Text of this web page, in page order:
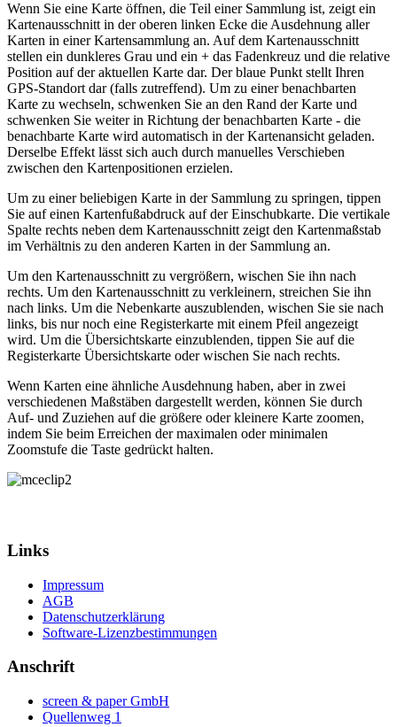
Wenn Sie eine Karte öffnen, die Teil einer Sammlung ist, zeigt ein
Kartenausschnitt in der oberen linken Ecke die Ausdehnung aller
Karten in einer Kartensammlung an. Auf dem Kartenausschnitt
stellen ein dunkleres Grau und ein + das Fadenkreuz und die relative
Position auf der aktuellen Karte dar. Der blaue Punkt stellt Ihren
GPS-Standort dar (falls zutreffend). Um zu einer benachbarten
Karte zu wechseln, schwenken Sie an den Rand der Karte und
schwenken Sie weiter in Richtung der benachbarten Karte - die
benachbarte Karte wird automatisch in der Kartenansicht geladen.
Derselbe Effekt lässt sich auch durch manuelles Verschieben
zwischen den Kartenpositionen erzielen.
Um zu einer beliebigen Karte in der Sammlung zu springen, tippen
Sie auf einen Kartenfußabdruck auf der Einschubkarte. Die vertikale
Spalte rechts neben dem Kartenausschnitt zeigt den Kartenmaßstab
im Verhältnis zu den anderen Karten in der Sammlung an.
Um den Kartenausschnitt zu vergrößern, wischen Sie ihn nach
rechts. Um den Kartenausschnitt zu verkleinern, streichen Sie ihn
nach links. Um die Nebenkarte auszublenden, wischen Sie sie nach
links, bis nur noch eine Registerkarte mit einem Pfeil angezeigt
wird. Um die Übersichtskarte einzublenden, tippen Sie auf die
Registerkarte Übersichtskarte oder wischen Sie nach rechts.
Wenn Karten eine ähnliche Ausdehnung haben, aber in zwei
verschiedenen Maßstäben dargestellt werden, können Sie durch
Auf- und Zuziehen auf die größere oder kleinere Karte zoomen,
indem Sie beim Erreichen der maximalen oder minimalen
Zoomstufe die Taste gedrückt halten.
Links
Impressum
AGB
Datenschutzerklärung
Software-Lizenzbestimmungen
Anschrift
screen & paper GmbH
Quellenweg 1